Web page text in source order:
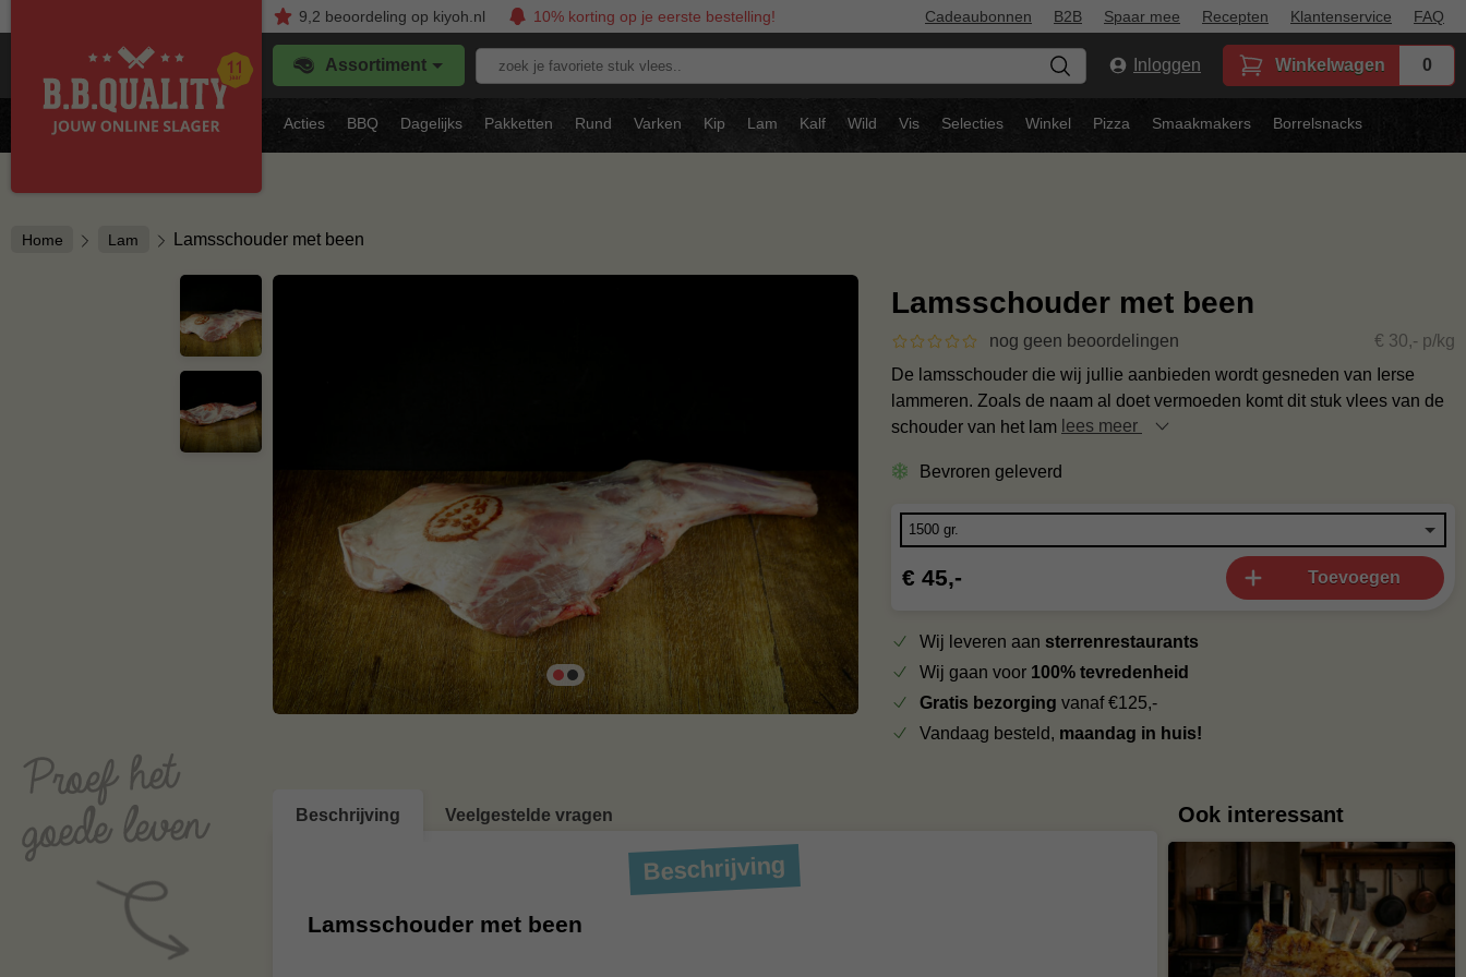
9,2 beoordelingop kiyoh.nl 10% korting op je eerste bestelling! Cadeaubonnen B2B Spaar mee Recepten Klantenservice FAQ
Assortiment
Zoek
stuk
vlees..
Inloggen Winkelwagen 0
Acties BBQ Dagelijks Pakketten Rund Varken Kip Lam Kalf Wild Vis Selecties Winkel Pizza Smaakmakers Borrelsnacks
Home Lam Lamsschouder met been
Lamsschouder met been
nog geen beoordelingen
€ 30,- p/kg
De lamsschouder die wij jullie aanbieden wordt gesneden van Ierse
lammeren. Zoals de naam al doet vermoeden komt dit stuk vlees van de
schouder van het lam lees meer
Bevroren geleverd
€ 45,- Toevoegen
Wij leveren aan sterrenrestaurants
Wij gaan voor 100% tevredenheid
Gratis bezorging vanaf €125,-
Vandaag besteld, maandag in huis!
Beschrijving Veelgestelde vragen
Beschrijving
Lamsschouder met been
Ook interessant